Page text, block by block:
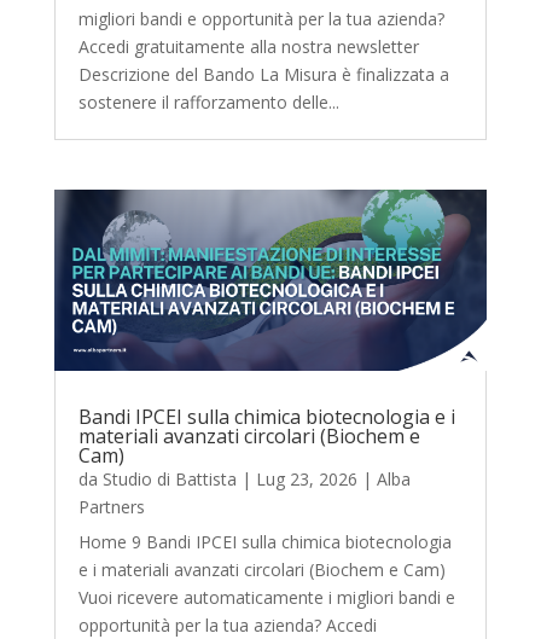
migliori bandi e opportunità per la tua azienda?
Accedi gratuitamente alla nostra newsletter
Descrizione del Bando La Misura è finalizzata a
sostenere il rafforzamento delle...
Bandi IPCEI sulla chimica biotecnologia e i
materiali avanzati circolari (Biochem e
Cam)
da Studio di Battista | Lug 23, 2026 | Alba
Partners
Home 9 Bandi IPCEI sulla chimica biotecnologia
e i materiali avanzati circolari (Biochem e Cam)
Vuoi ricevere automaticamente i migliori bandi e
opportunità per la tua azienda? Accedi